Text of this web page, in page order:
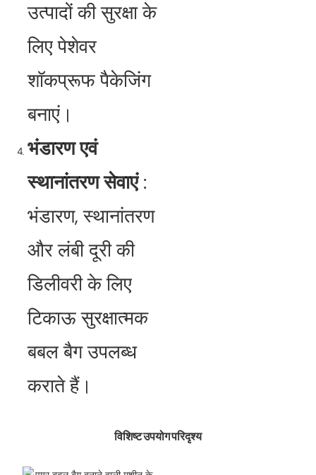
उत्पादों की सुरक्षा के
लिए पेशेवर
शॉकप्रूफ पैकेजिंग
बनाएं।
भंडारण एवं
स्थानांतरण सेवाएं:
भंडारण, स्थानांतरण
और लंबी दूरी की
डिलीवरी के लिए
टिकाऊ सुरक्षात्मक
बबल बैग उपलब्ध
कराते हैं।
विशिष्ट उपयोग परिदृश्य